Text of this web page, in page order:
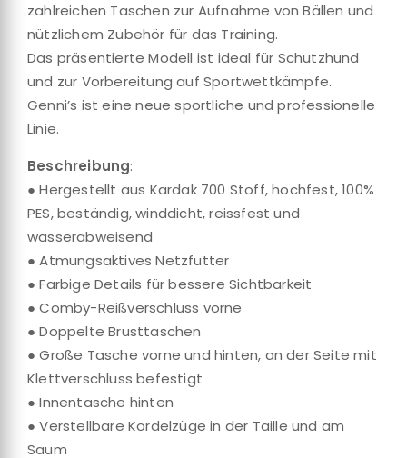
zahlreichen Taschen zur Aufnahme von Bällen und
nützlichem Zubehör für das Training.
Das präsentierte Modell ist ideal für Schutzhund
und zur Vorbereitung auf Sportwettkämpfe.
Genni’s ist eine neue sportliche und professionelle
Linie.
Beschreibung:
● Hergestellt aus Kardak 700 Stoff, hochfest, 100%
PES, beständig, winddicht, reissfest und
wasserabweisend
● Atmungsaktives Netzfutter
● Farbige Details für bessere Sichtbarkeit
● Comby-Reißverschluss vorne
● Doppelte Brusttaschen
● Große Tasche vorne und hinten, an der Seite mit
Klettverschluss befestigt
● Innentasche hinten
● Verstellbare Kordelzüge in der Taille und am
Saum